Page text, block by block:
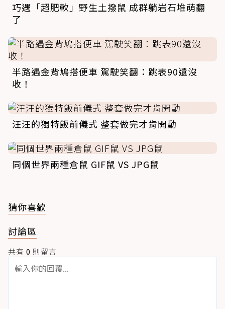
巧遇「超肥軟」野生土撥鼠 成群躺岩石堆萌翻
了
半路遇金背鳩搭便車 駕駛笑翻：跳表90還沒
收！
汪汪的獨特飯前儀式 整套做完才肯開動
同個世界兩種倉鼠 GIF鼠 VS JPG鼠
猜你喜歡
討論區
共有 0 則留言